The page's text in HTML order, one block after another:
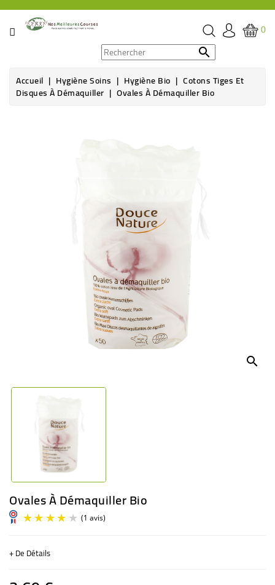
CATÉGORIE
ÉPICERIE
0

Accueil Hygiène Soins Hygiène Bio Cotons Tiges Et
Disques À Démaquiller Ovales À Démaquiller Bio
search
Ovales À Démaquiller Bio
+ De Détails